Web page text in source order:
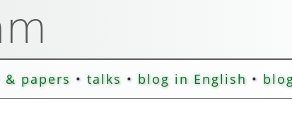
& papers • talks • blog in English •